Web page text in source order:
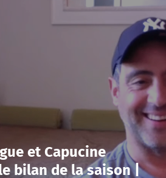
et Capucine
bilan de la saison |